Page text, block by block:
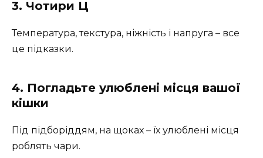
3. Чотири Ц
Температура, текстура, ніжність і напруга – все
це підказки.
4. Погладьте улюблені місця вашої
кішки
Під підборіддям, на щоках – їх улюблені місця
роблять чари.